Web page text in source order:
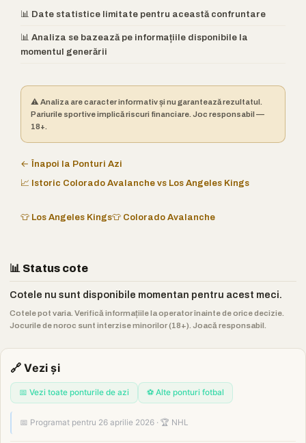
📊 Date statistice limitate pentru această confruntare
📊 Analiza se bazează pe informațiile disponibile la
momentul generării
⚠️ Analiza are caracter informativ și nu garantează rezultatul.
Pariurile sportive implică riscuri financiare. Joc responsabil —
18+.
← Înapoi la Ponturi Azi
📈 Istoric Colorado Avalanche vs Los Angeles Kings
👕 Los Angeles Kings👕 Colorado Avalanche
📊 Status cote
Cotele nu sunt disponibile momentan pentru acest meci.
Cotele pot varia. Verifică informațiile la operator înainte de orice decizie.
Jocurile de noroc sunt interzise minorilor (18+). Joacă responsabil.
🔗 Vezi și
📅 Vezi toate ponturile de azi ⚽ Alte ponturi fotbal
📅 Programat pentru 26 aprilie 2026 · 🏆 NHL